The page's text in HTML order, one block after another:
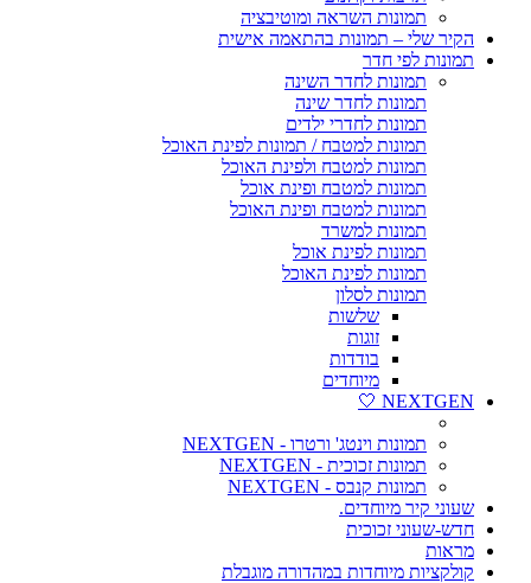
תמונות השראה ומוטיבציה
הקיר שלי – תמונות בהתאמה אישית
תמונות לפי חדר
תמונות לחדר השינה
תמונות לחדר שינה
תמונות לחדרי ילדים
תמונות למטבח / תמונות לפינת האוכל
תמונות למטבח ולפינת האוכל
תמונות למטבח ופינת אוכל
תמונות למטבח ופינת האוכל
תמונות למשרד
תמונות לפינת אוכל
תמונות לפינת האוכל
תמונות לסלון
שלשות
זוגות
בודדות
מיוחדים
NEXTGEN 🤍
תמונות וינטג' ורטרו - NEXTGEN
תמונות זכוכית - NEXTGEN
תמונות קנבס - NEXTGEN
שעוני קיר מיוחדים.
חדש-שעוני זכוכית
מראות
קולקציות מיוחדות במהדורה מוגבלת